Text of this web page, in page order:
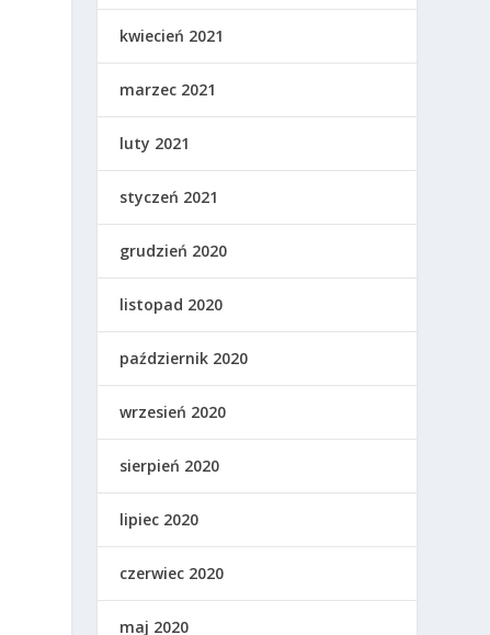
kwiecień 2021
marzec 2021
luty 2021
styczeń 2021
grudzień 2020
listopad 2020
październik 2020
wrzesień 2020
sierpień 2020
lipiec 2020
czerwiec 2020
maj 2020